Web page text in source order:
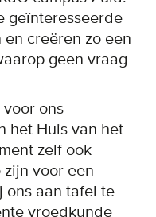
geïnteresseerde
en creëren zo een
geen vraag
ons
het Huis van het
zelf ook
zijn voor een
ons aan tafel te
vroedkunde